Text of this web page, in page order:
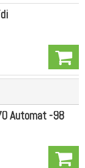
Automat -98